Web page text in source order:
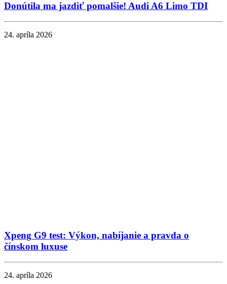
Donútila ma jazdiť pomalšie! Audi A6 Limo TDI
24. apríla 2026
Xpeng G9 test: Výkon, nabíjanie a pravda o
čínskom luxuse
24. apríla 2026